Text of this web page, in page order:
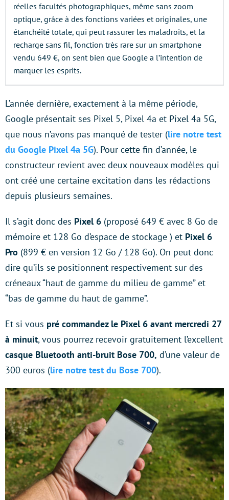
réelles facultés photographiques, même sans zoom
optique, grâce à des fonctions variées et originales, une
étanchéité totale, qui peut rassurer les maladroits, et la
recharge sans fil, fonction très rare sur un smartphone
vendu 649 €, on sent bien que Google a l’intention de
marquer les esprits.
L’année dernière, exactement à la même période,
Google présentait ses Pixel 5, Pixel 4a et Pixel 4a 5G,
que nous n’avons pas manqué de tester (lire notre test
du Google Pixel 4a 5G). Pour cette fin d’année, le
constructeur revient avec deux nouveaux modèles qui
ont créé une certaine excitation dans les rédactions
depuis plusieurs semaines.
Il s’agit donc des Pixel 6 (proposé 649 € avec 8 Go de
mémoire et 128 Go d’espace de stockage ) et Pixel 6
Pro (899 € en version 12 Go / 128 Go). On peut donc
dire qu’ils se positionnent respectivement sur des
créneaux “haut de gamme du milieu de gamme” et
“bas de gamme du haut de gamme”.
Et si vous pré commandez le Pixel 6 avant mercredi 27
à minuit, vous pourrez recevoir gratuitement l’excellent
casque Bluetooth anti-bruit Bose 700, d’une valeur de
300 euros (lire notre test du Bose 700).